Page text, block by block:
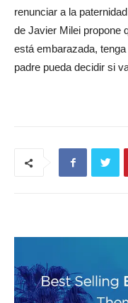
renunciar a la
de Javier Milei propone
está embarazada,
padre pueda decidir si